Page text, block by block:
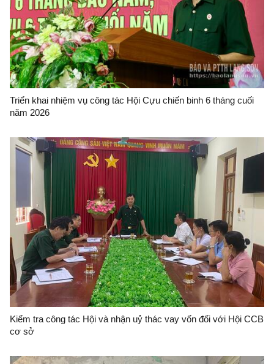
Triển khai nhiệm vụ công tác Hội Cựu chiến binh 6 tháng cuối
năm 2026
Kiểm tra công tác Hội và nhận uỷ thác vay vốn đối với Hội CCB
cơ sở